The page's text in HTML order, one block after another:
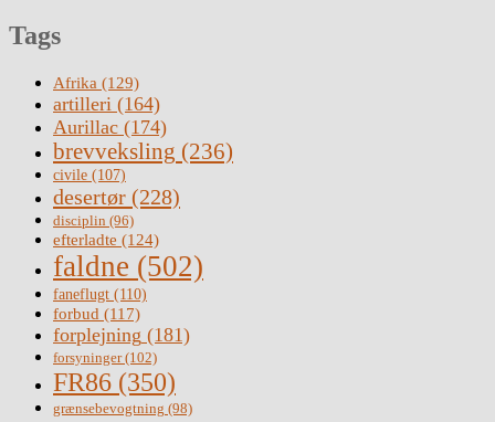
Tags
Afrika (129)
artilleri (164)
Aurillac (174)
brevveksling (236)
civile (107)
desertør (228)
disciplin (96)
efterladte (124)
faldne (502)
faneflugt (110)
forbud (117)
forplejning (181)
forsyninger(102)
FR86 (350)
grænsebevogtning (98)